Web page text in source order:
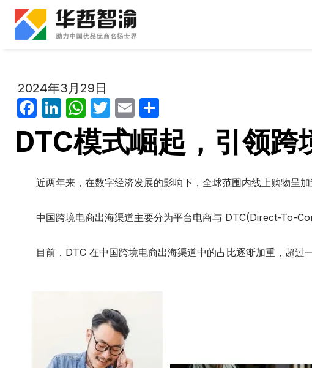
2024年3月29日
F
a
c
b
o
k
Li
n
k
dI
W
h
at
A
p
T
w
itt
E
m
ail
享
DTC模式崛起，引领跨
近两年来，在数字经济发展的影响下，全球范围内线上购物呈加
中国跨境电商出海渠道主要分为平台电商与 DTC(Direct-To-
目前，DTC 在中国跨境电商出海渠道中的占比逐渐加重，超过